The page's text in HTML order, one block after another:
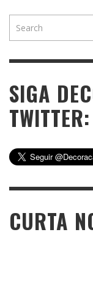
SIGA
TWITTER:
CURTA